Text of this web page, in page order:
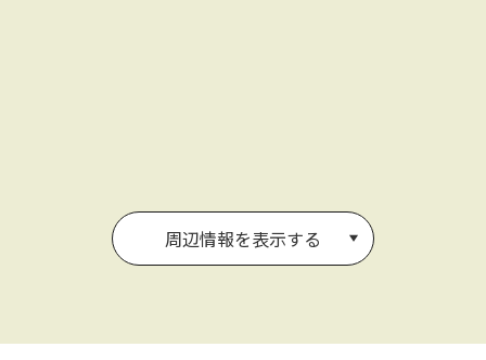
周辺情報を表示する